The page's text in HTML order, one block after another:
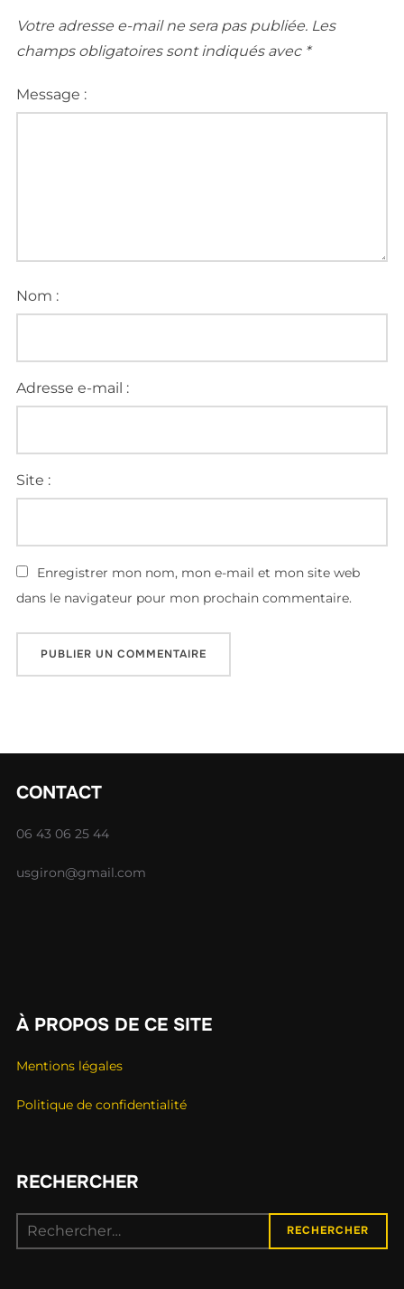
Votre adresse e-mail ne sera pas publiée. Les
champs obligatoires sont indiqués avec *
Message :
Nom :
Adresse e-mail :
Site :
Enregistrer mon nom, mon e-mail et mon site web
dans le navigateur pour mon prochain commentaire.
CONTACT
06 43 06 25 44
usgiron@gmail.com
À PROPOS DE CE SITE
Mentions légales
Politique de confidentialité
RECHERCHER
RECHERCHER